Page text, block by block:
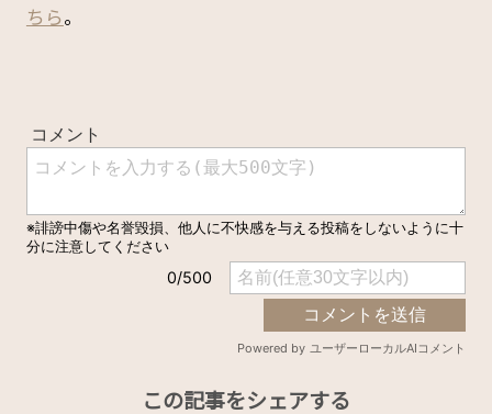
ちら。
この記事をシェアする